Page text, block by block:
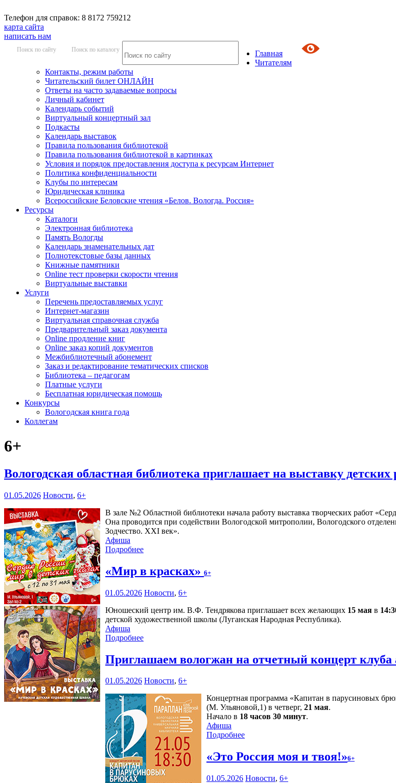
Телефон для справок: 8 8172 759212
карта сайта
написать нам
Поиск по сайту Поиск по каталогу
Главная
Читателям
Контакты, режим работы
Читательский билет ОНЛАЙН
Ответы на часто задаваемые вопросы
Личный кабинет
Календарь событий
Виртуальный концертный зал
Подкасты
Календарь выставок
Правила пользования библиотекой
Правила пользования библиотекой в картинках
Условия и порядок предоставления доступа к ресурсам Интернет
Политика конфиденциальности
Клубы по интересам
Юридическая клиника
Всероссийские Беловские чтения «Белов. Вологда. Россия»
Ресурсы
Каталоги
Электронная библиотека
Память Вологды
Календарь знаменательных дат
Полнотекстовые базы данных
Книжные памятники
Online тест проверки скорости чтения
Виртуальные выставки
Услуги
Перечень предоставляемых услуг
Интернет-магазин
Виртуальная справочная служба
Предварительный заказ документа
Online продление книг
Online заказ копий документов
Межбиблиотечный абонемент
Заказ и редактирование тематических списков
Библиотека – педагогам
Платные услуги
Бесплатная юридическая помощь
Конкурсы
Вологодская книга года
Коллегам
6+
Вологодская областная библиотека приглашает на выставку
01.05.2026 Новости, 6+
В зале №2 Областной библиотеки начала работу выставка творческих работ
Она проводится при содействии Вологодской митрополии, Вологодского
Зодчество. XXI век».
Афиша
Подробнее
«Мир в красках» 6+
01.05.2026 Новости, 6+
Юношеский центр им. В.Ф. Тендрякова приглашает всех желающих 15 мая в
детской художественной школы (Луганская Народная Республика).
Афиша
Подробнее
Приглашаем вологжан на отчетный концерт клуба
01.05.2026 Новости, 6+
Концертная программа «Капитан в парусиновых
(М. Ульяновой,1) в четверг, 21 мая.
Начало в 18 часов 30 минут.
Афиша
Подробнее
«Это Россия моя и твоя!»6+
01.05.2026 Новости, 6+